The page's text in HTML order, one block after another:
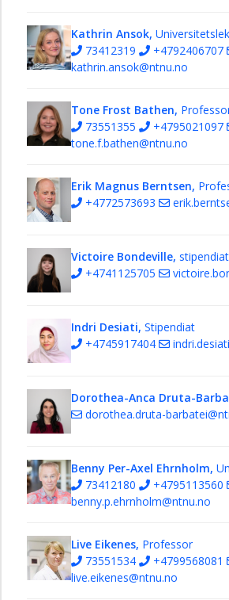
Kathrin Ansok,
73412319
+4792406707
kathrin.ansok@ntnu.no
Tone Frost Bathen,
73551355
+4795021097
tone.f.bathen@ntnu.no
Erik Magnus Berntsen,
+4772573693
Victoire Bondeville, stipendiat
+4741125705
Indri Desiati, Stipendiat
+4745917404
Dorothea-Anca Druta-
dorothea.druta-
Benny Per-Axel Ehrnholm,
73412180
+4795113560
benny.p.ehrnholm@ntnu.no
Live Eikenes, Professor
73551534
+4799568081
live.eikenes@ntnu.no